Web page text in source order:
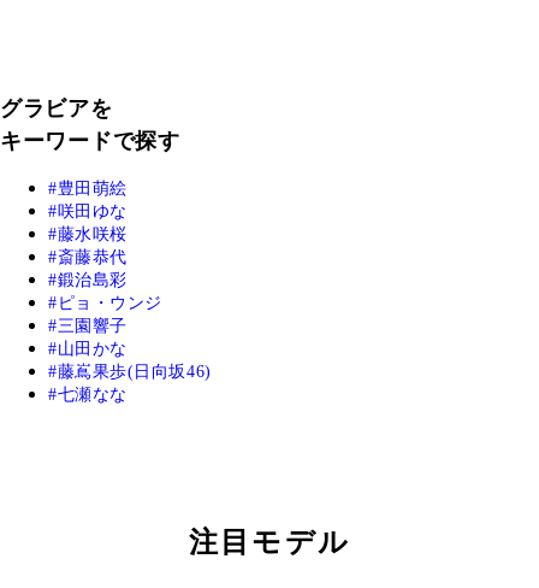
グラビアを
キーワードで探す
豊田萌絵
咲田ゆな
藤水咲桜
斎藤恭代
鍛治島彩
ピョ・ウンジ
三園響子
山田かな
藤嶌果歩(日向坂46)
七瀬なな
注目モデル